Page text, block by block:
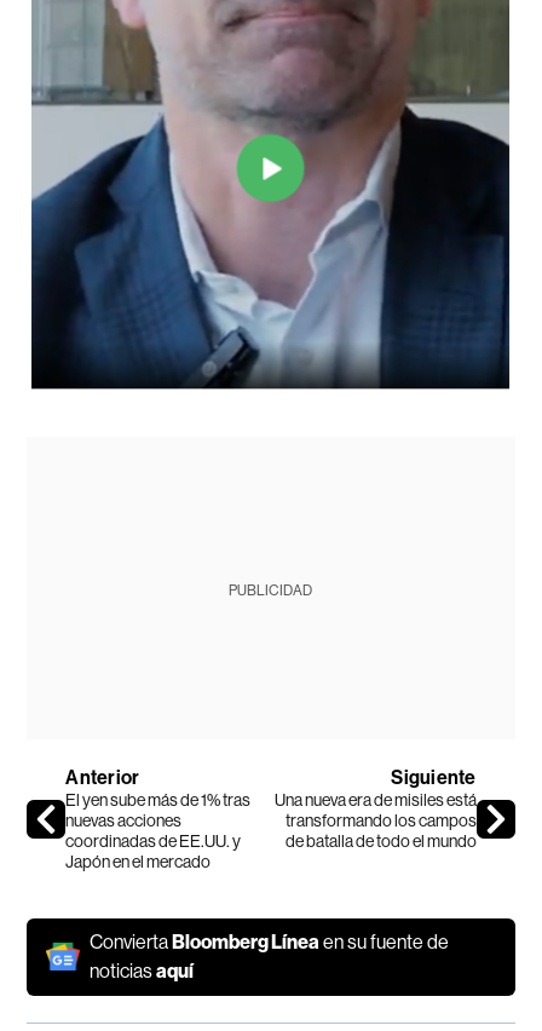
PUBLICIDAD
Anterior
El yen sube más de 1% tras
nuevas acciones
coordinadas de EE.UU. y
Japón en el mercado
Siguiente
Una nueva era de misiles está
transformando los campos
de batalla de todo el mundo
ConviertaBloomberg Línea en su fuente de
noticiasaquí